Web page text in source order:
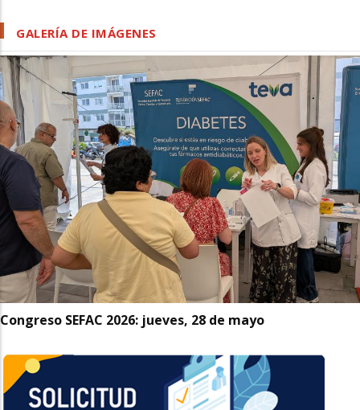
GALERÍA DE IMÁGENES
Congreso SEFAC 2026: jueves, 28 de mayo